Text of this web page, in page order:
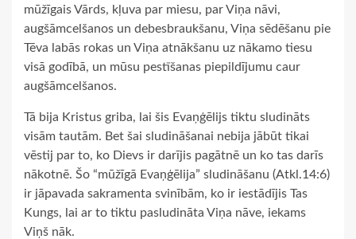
mūžīgais Vārds, kļuva par miesu, par Viņa nāvi,
augšāmcelšanos un debesbraukšanu, Viņa sēdēšanu pie
Tēva labās rokas un Viņa atnākšanu uz nākamo tiesu
visā godībā, un mūsu pestīšanas piepildījumu caur
augšāmcelšanos.
Tā bija Kristus griba, lai šis Evaņģēlijs tiktu sludināts
visām tautām. Bet šai sludināšanai nebija jābūt tikai
vēstij par to, ko Dievs ir darījis pagātnē un ko tas darīs
nākotnē. Šo “mūžīgā Evaņģēlija” sludināšanu (Atkl.14:6)
ir jāpavada sakramenta svinībām, ko ir iestādījis Tas
Kungs, lai ar to tiktu pasludināta Viņa nāve, iekams
Viņš nāk.